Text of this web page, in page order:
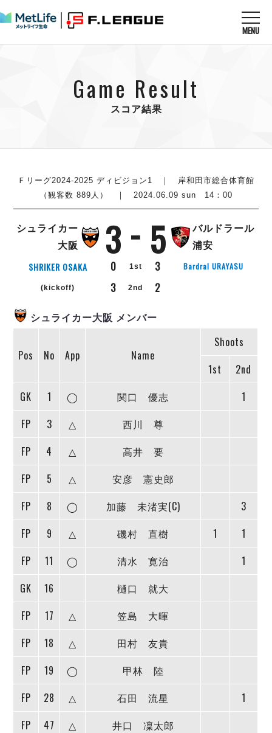
MENU
すべてのニュース
U-23選抜
チケット
メディア情報
その他
試合を観る MATCHES
順位表
警告・退場・出場停止選手
個人ランキング｜ゴール
個人ランキング｜シュート
個人ランキング｜シュート成功率
メットライフ生命Ｆ２リーグ
順位表
警告・退場・出場停止選手
個人ランキング｜シュート
個人ランキング｜第2PK
メットライフ生命Ｆリーグカップ 2026
大会概要
アリーナ情報
チケット情報
過去の記録
エスポラーダ北海道
バルドラール浦安
フウガドールすみだ
立川アスレティックFC
ペスカドーラ町田
ボアルース長野
シュライカー大阪
メットライフ生命Ｆ２リーグ
ヴォスクオーレ仙台
リガーレヴィア葛飾
Y．S．C．C．横浜
ヴィンセドール白山
アグレミーナ浜松
ポルセイド浜田
ミラクルスマイル新居浜
チケットを買う TICKET
アリーナ情報 ARENA
リーグ概要 ABOUT US
リーグ概要
大会概要
クラブライセンス関連
過去の記録 ARCHIVE
過去の試合記録
ディビジョン2 試合記録
Ｆリーグカップ 試合記録
リーグ統計データ
記念ゴール
担当審判員
選手の通算記録（Ｆ１）
バルドラール浦安
フウガドールすみだ
立川アスレティックFC
湘南ベルマーレ
ボアルース長野
シュライカー大阪
プロジェクト PROJECT
ABeam AWARD
DIVISION 02
FOLLOW US!
Game Result
スコア結果
Ｆリーグ2024-2025 ディビジョン1
｜ 岸和田市総合体育館
（観客数 889人） ｜ 2024.06.09 sun 14：00
シュライカー
大阪
3 5
バルドラール
浦安
SHRIKER OSAKA 0 1st 3 Bardral URAYASU
(kickoff) 3 2nd
2
シュライカー大阪 メンバー
Pos No App Name
Shoots
1st
2nd
GK
1 ◯ 関口 優志
1
FP
3 △
西川 尊
FP
4 △
高井 要
FP
5 △
安彦 憲史郎
FP
8 ◯ 加藤 未渚実(C)
3
FP
9 △ 磯村 直樹 1
1
FP
11 ◯ 清水 寛治
1
GK
16
樋口 就大
FP
17 △
笠島 大暉
FP
18 △
田村 友貴
FP
19 ◯
甲林 陸
FP
28 △ 石田 流星
1
FP
47 △
井口 凜太郎